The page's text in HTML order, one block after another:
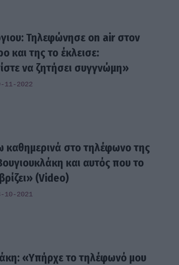
Τηλεφώνησε on air στον
και της το έκλεισε:
να ζητήσει συγγνώμη»
11-2022
καθημερινά στο τηλέφωνο της
και αυτός που το
(Video)
10-2021
«Υπήρχε το τηλέφωνό μου